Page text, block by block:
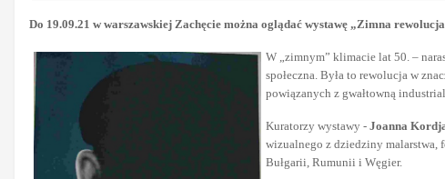
Do 19.09.21 w warszawskiej Zachęcie można oglądać wystawę „Zimna
W „zimnym” klimacie lat 50. –
społeczna. Była to rewolucja w
powiązanych z gwałtowną
Kuratorzy wystawy - Joanna
wizualnego z dziedziny malarstwa,
Bułgarii, Rumunii i Węgier.